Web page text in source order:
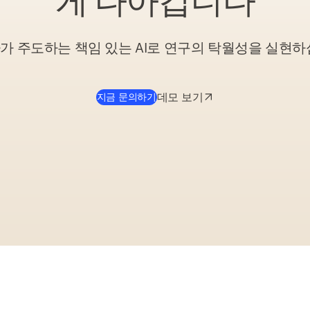
주도하는 책임 있는 AI로 연구의 탁월성을 실현
지금 문의하기(새 탭/창에서 열기
데모 보기